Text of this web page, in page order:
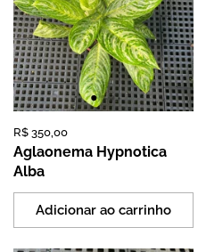
Preço:
R$ 350,00
Aglaonema Hypnotica
Alba
Adicionar ao carrinho